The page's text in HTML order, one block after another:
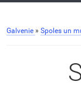
Galvenie » Spoles un